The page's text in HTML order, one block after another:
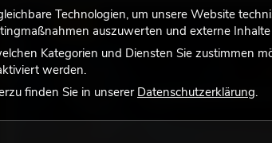
LICHT
Technologien, um unsere Website
auszuwerten und externe
Kategorien und Diensten Sie zustimmen
werden.
finden Sie in unserer Datenschutzerklärung.